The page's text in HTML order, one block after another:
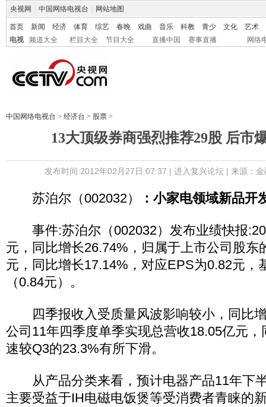
央视网 中国网络电视台 网站地图
首页 新闻 经济 体育 综艺 春晚 戏曲 音乐 科教 青少 文化
艺术
电视
频道大全 栏目大全 节目大全 直播中国 赛事直播 网络
中国网络电视台 > 经济台 > 股票 >
13大顶级券商强烈推荐29股 后市
发布时间:2012年02月27日 07:37 | 进入复兴论坛| 来源：
苏泊尔（002032） ：小家电领域新品开
事件:苏泊尔（002032）发布业绩快报
元，同比增长26.74%，归属于上市公司股东
元，同比增长17.14%，对应EPS为0.82元，
（0.84元）。
四季报收入受质量风波影响较小，同比
公司11年四季度单季实现总营收18.05亿元
速较Q3的23.3%有所下滑。
从产品分类来看，预计电器产品11年下
主要受益于IH电磁电饭煲等受消费者青睐的